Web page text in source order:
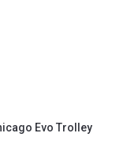
Evo Trolley